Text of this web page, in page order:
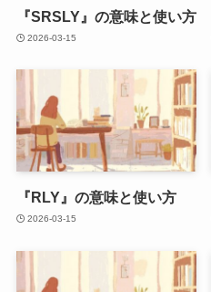
『SRSLY』の意味と使い方
2026-03-15
『RLY』の意味と使い方
2026-03-15